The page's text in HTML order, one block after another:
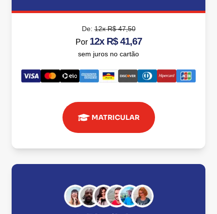
De:12x R$ 47,50
Por 12x R$ 41,67
sem juros no cartão
MATRICULAR